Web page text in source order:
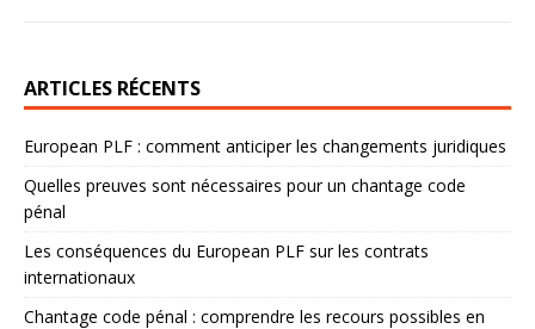
ARTICLES RÉCENTS
European PLF : comment anticiper les changements juridiques
Quelles preuves sont nécessaires pour un chantage code
pénal
Les conséquences du European PLF sur les contrats
internationaux
Chantage code pénal : comprendre les recours possibles en